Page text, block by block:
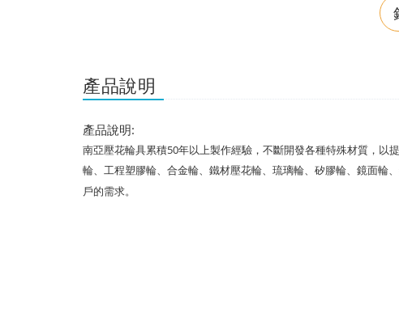
產品說明
產品說明:
南亞壓花輪具累積50年以上製作經驗，不斷開發各種特殊材質，
輪、工程塑膠輪、合金輪、鐵材壓花輪、琉璃輪、矽膠輪、鏡面輪
戶的需求。